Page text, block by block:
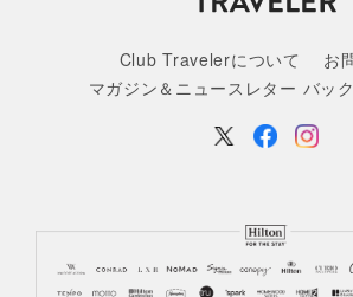
Club Travelerについて
お
マガジン＆ニュースレター バッ